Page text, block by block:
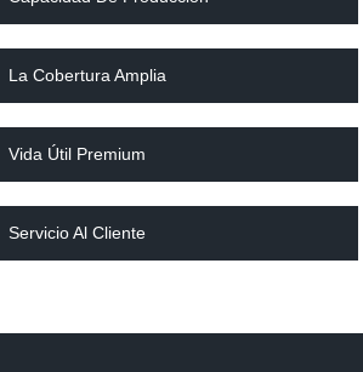
La Cobertura Amplia
Vida Útil Premium
Servicio Al Cliente